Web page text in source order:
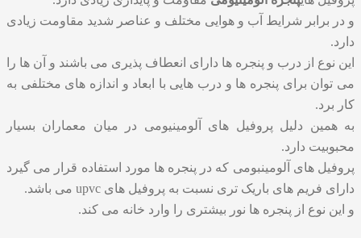
و در برابر شرایط آب و هوایی مختلف و عناصر شدید مقاومت زیادی
دارد.
این نوع از درب و پنجره ها دارای انعطاف پذیری می باشند و آن ها را
می توان برای پنجره ها و درب هایی با ابعاد و اندازه های مختلفی به
کار برد.
به همین دلیل پروفیل های آلومینیومی در میان معماران بسیار
محبوبیت دارد.
پروفیل های آلومینبومی که در پنجره ها مورد استفاده قرار می گیرد
دارای فریم های باریک تری نسبت به پروفیل های upvc می باشد.
و این نوع از پنجره ها نور بیشتری را وارد خانه می کند.